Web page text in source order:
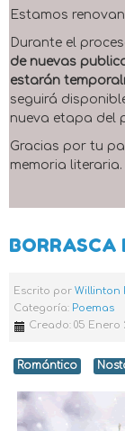
Estamos
Durante el
de nuevas
estarán
seguirá
nueva etapa del
Gracias por tu
memoria literaria.
BORRASCA
Escrito por Willinton
Categoría: Poemas
Creado: 05 Enero
Romántico